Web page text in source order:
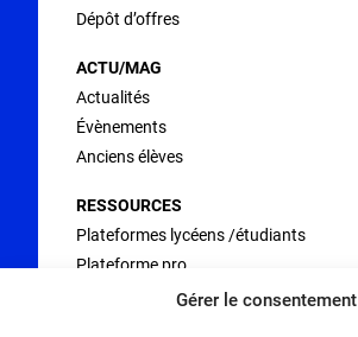
Gérer le consentement
Dépôt d’offres
ACTU/MAG
Actualités
Évènements
Anciens élèves
RESSOURCES
Plateformes lycéens /étudiants
Plateforme pro
Stages en entreprise